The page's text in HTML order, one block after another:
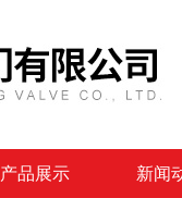
产品展示 新闻